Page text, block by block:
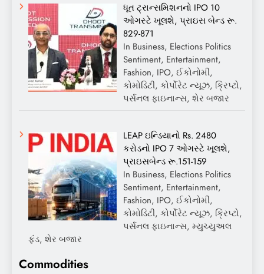
ધૂત ટ્રાન્સમિશનનો IPO 10
ઓગસ્ટે ખૂલશે, પ્રાઇસ બેન્ડ રૂ.
829-871
In Business, Elections Politics
Sentiment, Entertainment,
Fashion, IPO, ઈકોનોમી,
કોમોડિટી, કોર્પોરેટ ન્યૂઝ, ક્રિપ્ટો,
પર્સનલ ફાઇનાન્સ, શેર બજાર
LEAP ઇન્ડિયાનો Rs. 2480
કરોડનો IPO 7 ઓગસ્ટે ખૂલશે,
પ્રાઇસબેન્ડ રૂ.151-159
In Business, Elections Politics
Sentiment, Entertainment,
Fashion, IPO, ઈકોનોમી,
કોમોડિટી, કોર્પોરેટ ન્યૂઝ, ક્રિપ્ટો,
પર્સનલ ફાઇનાન્સ, મ્યુચ્યુઅલ
ફંડ, શેર બજાર
Commodities